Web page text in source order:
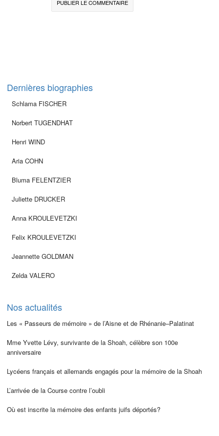
Dernières biographies
Schlama FISCHER
Norbert TUGENDHAT
Henri WIND
Aria COHN
Bluma FELENTZIER
Juliette DRUCKER
Anna KROULEVETZKI
Felix KROULEVETZKI
Jeannette GOLDMAN
Zelda VALERO
Nos actualités
Les « Passeurs de mémoire » de l’Aisne et de Rhénanie–Palatinat
Mme Yvette Lévy, survivante de la Shoah, célèbre son 100e
anniversaire
Lycéens français et allemands engagés pour la mémoire de la Shoah
L’arrivée de la Course contre l’oubli
Où est inscrite la mémoire des enfants juifs déportés?